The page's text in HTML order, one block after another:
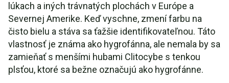
lúkach a iných trávnatých plochách v Európe a
Severnej Amerike. Keď vyschne, zmení farbu na
čisto bielu a stáva sa ťažšie identifikovateľnou. Táto
vlastnosť je známa ako hygrofánna, ale nemala by sa
zamieňať s menšími hubami Clitocybe s tenkou
plsťou, ktoré sa bežne označujú ako hygrofánne.